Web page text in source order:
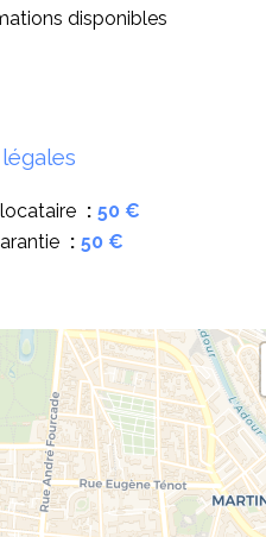
disponibles
50 €
50 €